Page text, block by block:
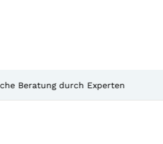
Beratung durch Experten